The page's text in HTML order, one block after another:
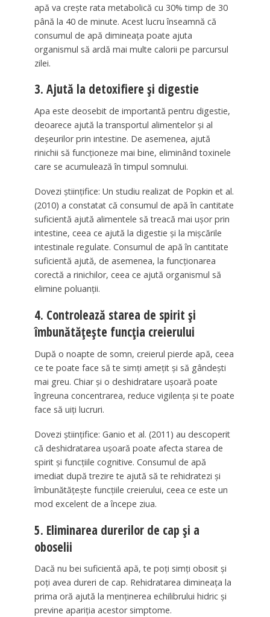
apă va crește rata metabolică cu 30% timp de 30
până la 40 de minute. Acest lucru înseamnă că
consumul de apă dimineața poate ajuta
organismul să ardă mai multe calorii pe parcursul
zilei.
3. Ajută la detoxifiere și digestie
Apa este deosebit de importantă pentru digestie,
deoarece ajută la transportul alimentelor și al
deșeurilor prin intestine. De asemenea, ajută
rinichii să funcționeze mai bine, eliminând toxinele
care se acumulează în timpul somnului.
Dovezi științifice: Un studiu realizat de Popkin et al.
(2010) a constatat că consumul de apă în cantitate
suficientă ajută alimentele să treacă mai ușor prin
intestine, ceea ce ajută la digestie și la mișcările
intestinale regulate. Consumul de apă în cantitate
suficientă ajută, de asemenea, la funcționarea
corectă a rinichilor, ceea ce ajută organismul să
elimine poluanții.
4. Controlează starea de spirit și
îmbunătățește funcția creierului
După o noapte de somn, creierul pierde apă, ceea
ce te poate face să te simți amețit și să gândești
mai greu. Chiar și o deshidratare ușoară poate
îngreuna concentrarea, reduce vigilența și te poate
face să uiți lucruri.
Dovezi științifice: Ganio et al. (2011) au descoperit
că deshidratarea ușoară poate afecta starea de
spirit și funcțiile cognitive. Consumul de apă
imediat după trezire te ajută să te rehidratezi și
îmbunătățește funcțiile creierului, ceea ce este un
mod excelent de a începe ziua.
5. Eliminarea durerilor de cap și a
oboselii
Dacă nu bei suficientă apă, te poți simți obosit și
poți avea dureri de cap. Rehidratarea dimineața la
prima oră ajută la menținerea echilibrului hidric și
previne apariția acestor simptome.